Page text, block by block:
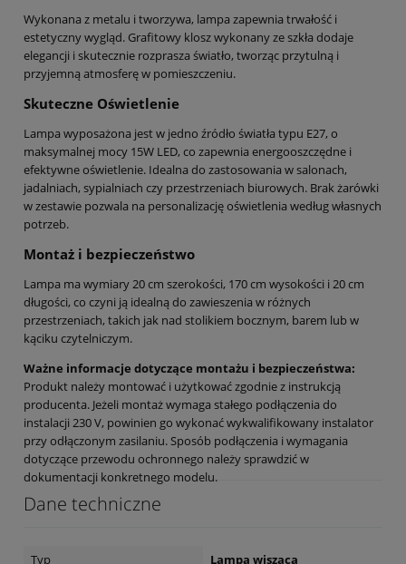
Wykonana z metalu i tworzywa, lampa zapewnia trwałość i
estetyczny wygląd. Grafitowy klosz wykonany ze szkła dodaje
elegancji i skutecznie rozprasza światło, tworząc przytulną i
przyjemną atmosferę w pomieszczeniu.
Skuteczne Oświetlenie
Lampa wyposażona jest w jedno źródło światła typu E27, o
maksymalnej mocy 15W LED, co zapewnia energooszczędne i
efektywne oświetlenie. Idealna do zastosowania w salonach,
jadalniach, sypialniach czy przestrzeniach biurowych. Brak żarówki
w zestawie pozwala na personalizację oświetlenia według własnych
potrzeb.
Montaż i bezpieczeństwo
Lampa ma wymiary 20 cm szerokości, 170 cm wysokości i 20 cm
długości, co czyni ją idealną do zawieszenia w różnych
przestrzeniach, takich jak nad stolikiem bocznym, barem lub w
kąciku czytelniczym.
Ważne informacje dotyczące montażu i bezpieczeństwa:
Produkt należy montować i użytkować zgodnie z instrukcją
producenta. Jeżeli montaż wymaga stałego podłączenia do
instalacji 230 V, powinien go wykonać wykwalifikowany instalator
przy odłączonym zasilaniu. Sposób podłączenia i wymagania
dotyczące przewodu ochronnego należy sprawdzić w
dokumentacji konkretnego modelu.
Dane techniczne
Typ Lampa wisząca